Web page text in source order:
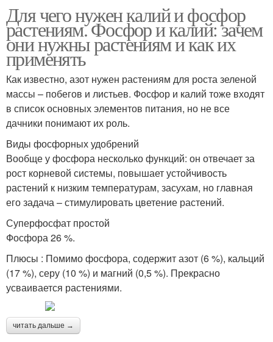
Для чего нужен калий и фосфор
растениям. Фосфор и калий: зачем
они нужны растениям и как их
применять
Как известно, азот нужен растениям для роста зеленой
массы – побегов и листьев. Фосфор и калий тоже входят
в список основных элементов питания, но не все
дачники понимают их роль.
Виды фосфорных удобрений
Вообще у фосфора несколько функций: он отвечает за
рост корневой системы, повышает устойчивость
растений к низким температурам, засухам, но главная
его задача – стимулировать цветение растений.
Суперфосфат простой
Фосфора 26 %.
Плюсы : Помимо фосфора, содержит азот (6 %), кальций
(17 %), серу (10 %) и магний (0,5 %). Прекрасно
усваивается растениями.
читать дальше →